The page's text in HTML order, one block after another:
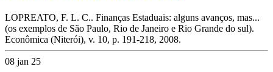
LOPREATO, F. L. C.. Finanças Estaduais: alguns avanços, mas...
(os exemplos de São Paulo, Rio de Janeiro e Rio Grande do sul).
Econômica (Niterói), v. 10, p. 191-218, 2008.
08 jan 25